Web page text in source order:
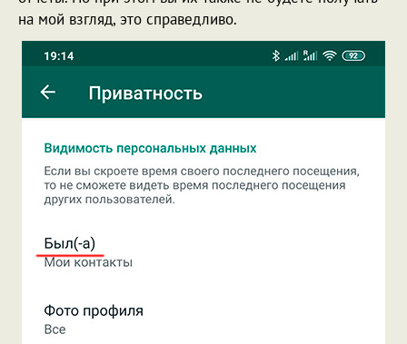
на мой взгляд, это справедливо.